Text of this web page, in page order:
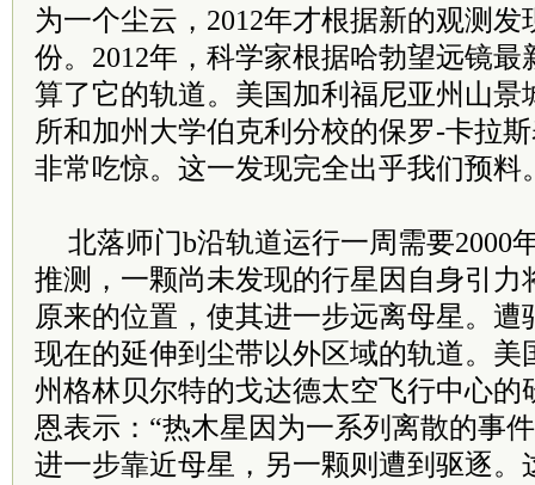
为一个尘云，2012年才根据新的观测
份。2012年，科学家根据哈勃望远镜
算了它的轨道。美国加利福尼亚州山景
所和加州大学伯克利分校的保罗-卡拉
非常吃惊。这一发现完全出乎我们预料
北落师门b沿轨道运行一周需要2000
推测，一颗尚未发现的行星因自身引力
原来的位置，使其进一步远离母星。遭
现在的延伸到尘带以外区域的轨道。美
州格林贝尔特的戈达德太空飞行中心的
恩表示：“热木星因为一系列离散的事
进一步靠近母星，另一颗则遭到驱逐。